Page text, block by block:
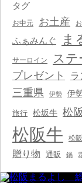
タグ
お中元 お土産
ふぁみんぐ ま
サーロイン ステ
プレゼント ラ
三重県 伊勢 伊
旅行 松坂牛 松阪
松阪牛 松
贈り物 通販 鍋